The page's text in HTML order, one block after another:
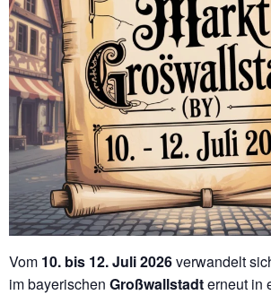
Vom 10. bis 12. Juli 2026verwandelt
im bayerischen Großwallstadterneut in